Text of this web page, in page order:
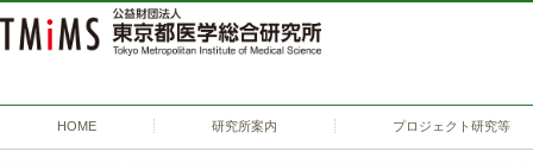
HOME 研究所案内 プロジェクト研究等